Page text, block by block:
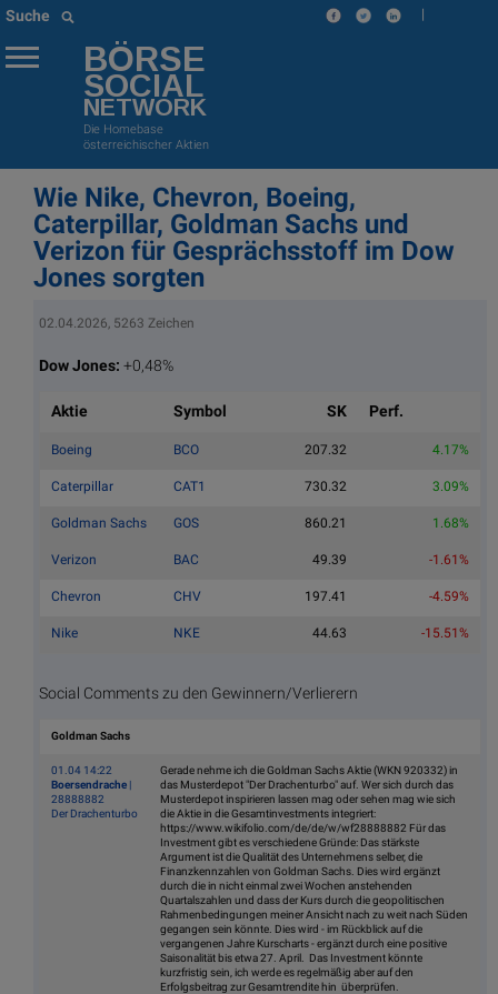
Suche |
BÖRSE
SOCIAL
NETWORK
Die Homebase
österreichischer Aktien
Wie Nike, Chevron, Boeing,
Caterpillar, Goldman Sachs und
Verizon für Gesprächsstoff im Dow
Jones sorgten
02.04.2026, 5263 Zeichen
Dow Jones: +0,48%
Aktie Symbol SK Perf.
Boeing BCO 207.32 4.17%
Caterpillar CAT1 730.32 3.09%
Goldman Sachs GOS 860.21 1.68%
Verizon BAC 49.39 -1.61%
Chevron CHV 197.41 -4.59%
Nike NKE 44.63 -15.51%
Social Comments zu den Gewinnern/Verlierern
Goldman Sachs
01.04 14:22
Boersendrache |
28888882
Der Drachenturbo
Gerade nehme ich die Goldman Sachs Aktie (WKN 920332) in
das Musterdepot "Der Drachenturbo" auf. Wer sich durch das
Musterdepot inspirieren lassen mag oder sehen mag wie sich
die Aktie in die Gesamtinvestments integriert:
https://www.wikifolio.com/de/de/w/wf28888882 Für das
Investment gibt es verschiedene Gründe: Das stärkste
Argument ist die Qualität des Unternehmens selber, die
Finanzkennzahlen von Goldman Sachs. Dies wird ergänzt
durch die in nicht einmal zwei Wochen anstehenden
Quartalszahlen und dass der Kurs durch die geopolitischen
Rahmenbedingungen meiner Ansicht nach zu weit nach Süden
gegangen sein könnte. Dies wird - im Rückblick auf die
vergangenen Jahre Kurscharts - ergänzt durch eine positive
Saisonalität bis etwa 27. April. Das Investment könnte
kurzfristig sein, ich werde es regelmäßig aber auf den
Erfolgsbeitrag zur Gesamtrendite hin überprüfen.